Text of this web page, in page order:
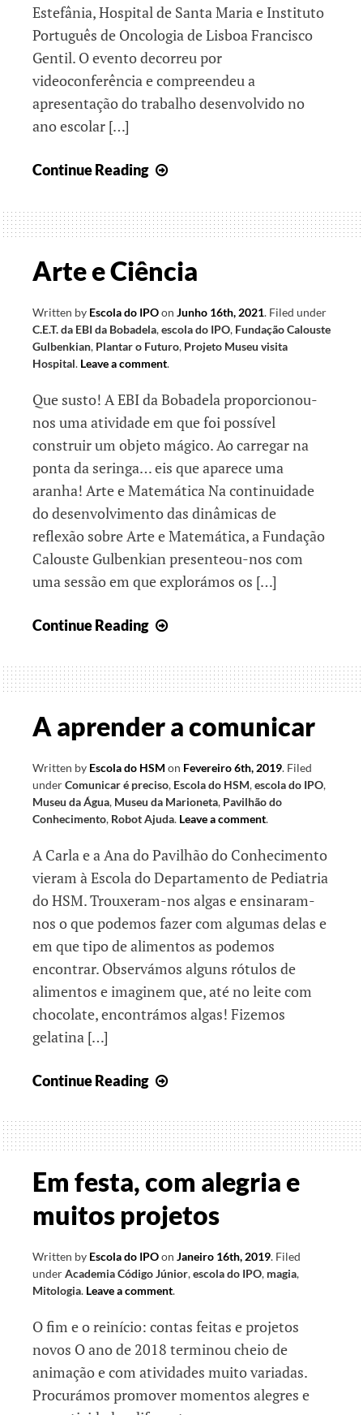
Estefânia, Hospital de Santa Maria e Instituto
Português de Oncologia de Lisboa Francisco
Gentil. O evento decorreu por
videoconferência e compreendeu a
apresentação do trabalho desenvolvido no
ano escolar […]
Continue Reading
TeleAula
Arte e Ciência
Written by Escola do IPOon Junho 16th, 2021. Filed under
C.E.T. da EBI da Bobadela,escola do IPO, Fundação Calouste
Gulbenkian, Plantar o Futuro, Projeto Museu visita
Hospital. Leave a comment.
Que susto! A EBI da Bobadela proporcionou-
nos uma atividade em que foi possível
construir um objeto mágico. Ao carregar na
ponta da seringa… eis que aparece uma
aranha! Arte e Matemática Na continuidade
do desenvolvimento das dinâmicas de
reflexão sobre Arte e Matemática, a Fundação
Calouste Gulbenkian presenteou-nos com
uma sessão em que explorámos os […]
Continue Reading
Ciência
A aprender a comunicar
Written by Escola do HSM on Fevereiro 6th, 2019. Filed
underComunicar é preciso, Escola do HSM,escola do IPO,
Museu da Água, Museu da Marioneta, Pavilhão do
Conhecimento, Robot Ajuda. Leave a comment.
A Carla e a Ana do Pavilhão do Conhecimento
vieram à Escola do Departamento de Pediatria
do HSM. Trouxeram-nos algas e ensinaram-
nos o que podemos fazer com algumas delas e
em que tipo de alimentos as podemos
encontrar. Observámos alguns rótulos de
alimentos e imaginem que, até no leite com
chocolate, encontrámos algas! Fizemos
gelatina […]
Continue Reading
a
comunicar
Em festa, com alegria e
muitos projetos
Written by Escola do IPOon Janeiro 16th, 2019. Filed
underAcademia Código Júnior,escola do IPO, magia,
Mitologia. Leave a comment.
O fim e o reinício: contas feitas e projetos
novos O ano de 2018 terminou cheio de
animação e com atividades muito variadas.
Procurámos promover momentos alegres e